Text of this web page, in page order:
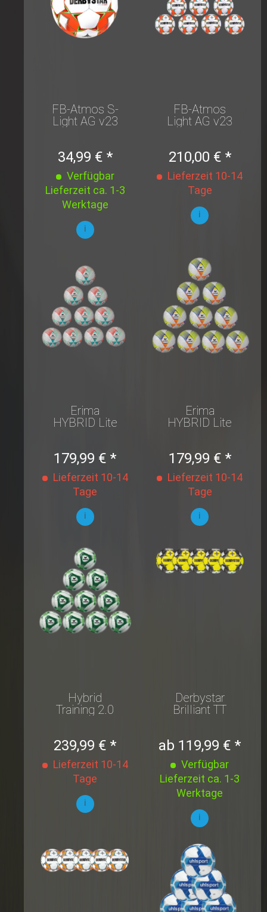
FB-Atmos S-
Light AG v23
34,99 € *
Verfügbar
Lieferzeit ca. 1-3
Werktage
i
FB-Atmos
Light AG v23
210,00 € *
Lieferzeit 10-14
Tage
i
Erima
HYBRID Lite
179,99 € *
Lieferzeit 10-14
Tage
i
Erima
HYBRID Lite
179,99 € *
Lieferzeit 10-14
Tage
i
Hybrid
Training 2.0
239,99 € *
Lieferzeit 10-14
Tage
i
Derbystar
Brilliant TT
ab 119,99 € *
Verfügbar
Lieferzeit ca. 1-3
Werktage
i